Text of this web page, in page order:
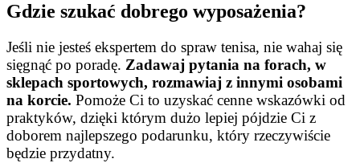
Gdzie szukać dobrego wyposażenia?
Jeśli nie jesteś ekspertem do spraw tenisa, nie wahaj się
sięgnąć po poradę. Zadawaj pytania na forach, w
sklepach sportowych, rozmawiaj z innymi osobami
na korcie. Pomoże Ci to uzyskać cenne wskazówki od
praktyków, dzięki którym dużo lepiej pójdzie Ci z
doborem najlepszego podarunku, który rzeczywiście
będzie przydatny.